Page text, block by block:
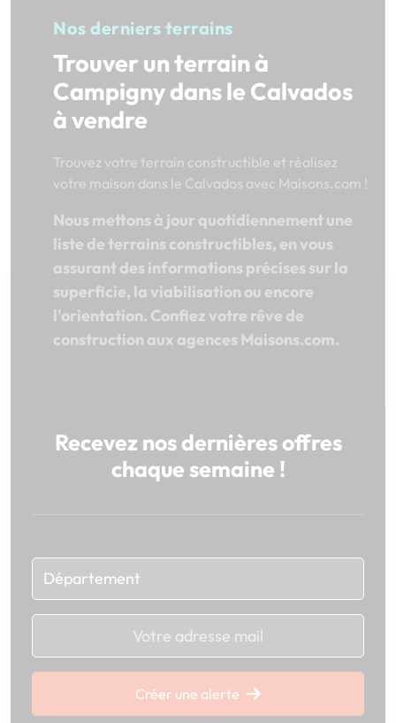
Nos derniers terrains
Trouver un terrain à
Campigny dans le Calvados
à vendre
Trouvez votre terrain constructible et réalisez
votre maison dans le Calvados avec Maisons.com !
Nous mettons à jour quotidiennement une
liste de terrains constructibles, en vous
assurant des informations précises sur la
superficie, la viabilisation ou encore
l'orientation. Confiez votre rêve de
construction aux agences Maisons.com.
Recevez nos dernières offres
chaque semaine !
Chargement...
Créer une alerte